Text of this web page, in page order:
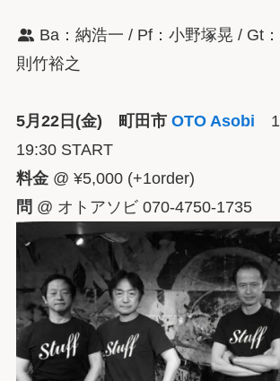
Ba：納浩一 / Pf：小野塚晃 / Gt
則竹裕之
5月22日(金) 町田市 OTO Asobi
19:30 START
料金@ ¥5,000 (+1order)
問 @ オトアソビ 070-4750-1735